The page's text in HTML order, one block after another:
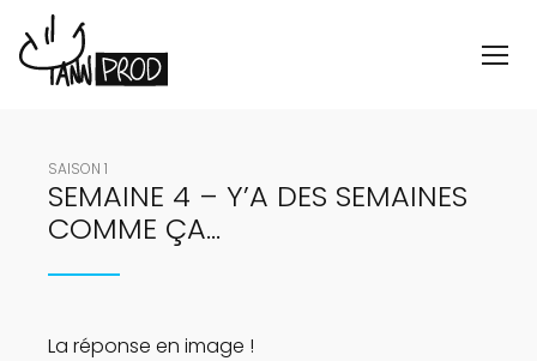
SAISON 1
SEMAINE 4 – Y’A DES SEMAINES
COMME ÇA…
La réponse en image !